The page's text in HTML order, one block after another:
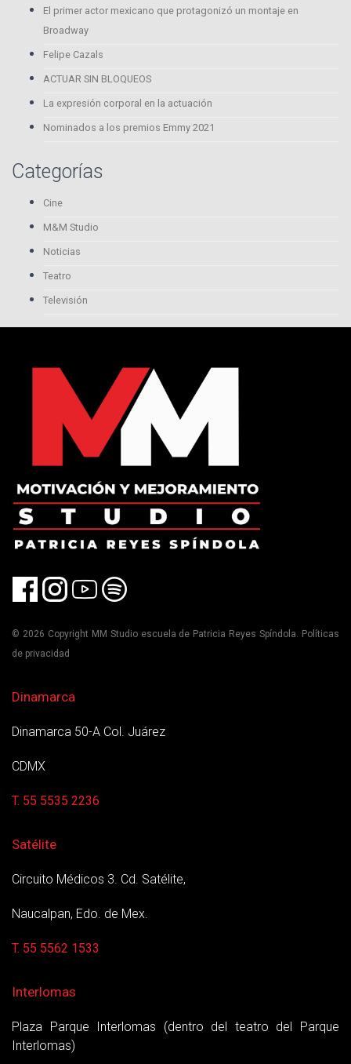
El primer actor mexicano que protagonizó un montaje en
Broadway
Felipe Cazals
ACTUAR SIN BLOQUEOS
La expresión corporal en la actuación
Nominados a los premios Emmy 2021
Categorías
Cine
M&M Studio
Noticias
Teatro
Televisión
© 2026 Copyright MM Studio escuela de Patricia Reyes Spíndola. Políticas
de privacidad
Dinamarca
Dinamarca 50-A Col. Juárez
CDMX
T. 55 5535 2236
Satélite
Circuito Médicos 3. Cd. Satélite,
Naucalpan, Edo. de Mex.
T. 55 5562 1533
Interlomas
Plaza Parque Interlomas (dentro del teatro del Parque
Interlomas)